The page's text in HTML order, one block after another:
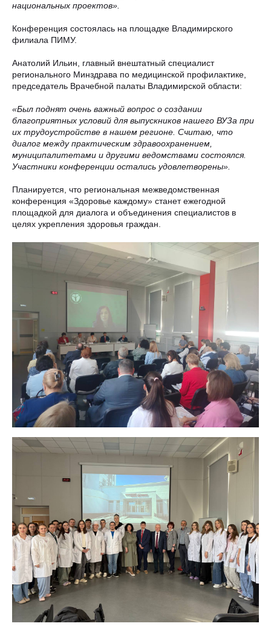
национальных проектов».
Конференция состоялась на площадке Владимирского
филиала ПИМУ.
Анатолий Ильин, главный внештатный специалист
регионального Минздрава по медицинской профилактике,
председатель Врачебной палаты Владимирской области:
«Был поднят очень важный вопрос о создании
благоприятных условий для выпускников нашего ВУЗа при
их трудоустройстве в нашем регионе. Считаю, что
диалог между практическим здравоохранением,
муниципалитетами и другими ведомствами состоялся.
Участники конференции остались удовлетворены».
Планируется, что региональная межведомственная
конференция «Здоровье каждому» станет ежегодной
площадкой для диалога и объединения специалистов в
целях укрепления здоровья граждан.